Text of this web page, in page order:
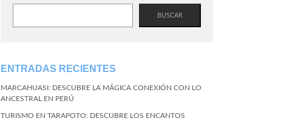
BUSCAR
ENTRADAS RECIENTES
MARCAHUASI: DESCUBRE LA MÁGICA CONEXIÓN CON LO
ANCESTRAL EN PERÚ
TURISMO EN TARAPOTO: DESCUBRE LOS ENCANTOS